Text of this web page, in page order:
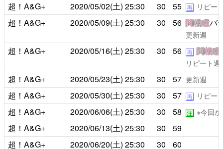
超！A&G+ 2020/05/02(土) 25:30 30 55 再 リピー
超！A&G+ 2020/05/09(土) 25:30 30 56 関根瞳バ
更新週
超！A&G+ 2020/05/16(土) 25:30 30 56 再 関根瞳
リピート週
超！A&G+ 2020/05/23(土) 25:30 30 57 更新週
超！A&G+ 2020/05/30(土) 25:30 30 57 再 リピー
超！A&G+ 2020/06/06(土) 25:30 30 58 注 ※今回
超！A&G+ 2020/06/13(土) 25:30 30
59
超！A&G+
2020/06/20(土) 25:30 30
60